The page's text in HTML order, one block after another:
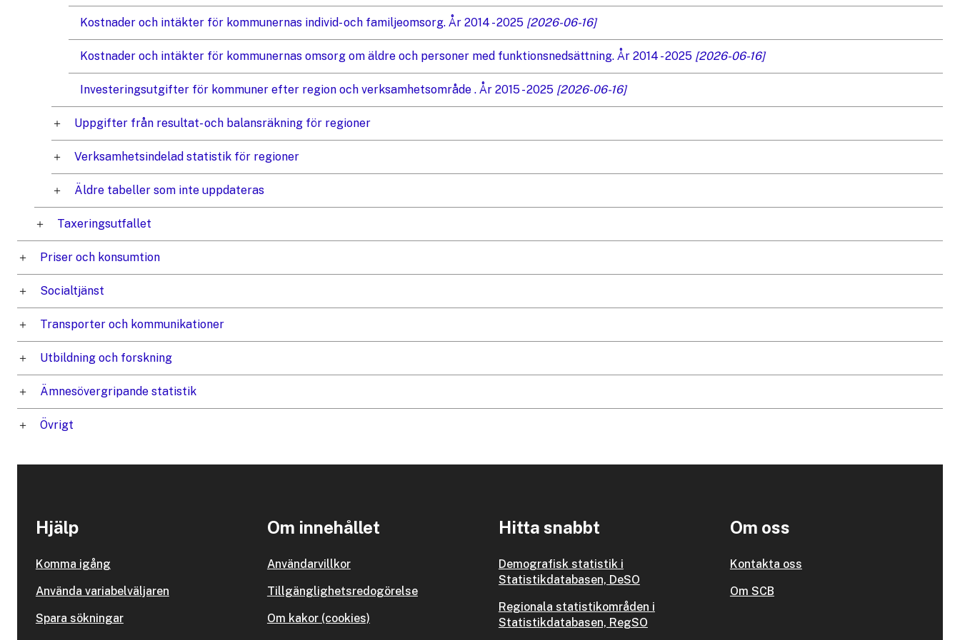
Kostnader och intäkter för kommunernas individ- och familjeomsorg. År 2014 - 2025 [2026-06-16]
Kostnader och intäkter för kommunernas omsorg om äldre och personer med funktionsnedsättning. År 2014 - 2025 [2026-06-16]
Investeringsutgifter för kommuner efter region och verksamhetsområde . År 2015 - 2025 [2026-06-16]
Uppgifter från resultat- och balansräkning för regioner
Verksamhetsindelad statistik för regioner
Äldre tabeller som inte uppdateras
Taxeringsutfallet
Priser och konsumtion
Socialtjänst
Transporter och kommunikationer
Utbildning och forskning
Ämnesövergripande statistik
Övrigt
Hjälp
Komma igång
Använda variabelväljaren
Spara sökningar
Om innehållet
Användarvillkor
Tillgänglighetsredogörelse
Om kakor (cookies)
Hitta snabbt
Demografisk statistik i
Statistikdatabasen, DeSO
Regionala statistikområden i
Statistikdatabasen, RegSO
Om oss
Kontakta oss
Om SCB